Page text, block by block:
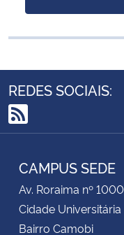
REDES SOCIAIS:
RSS
CAMPUS SEDE
Av. Roraima nº 1000
Cidade Universitária
Bairro Camobi